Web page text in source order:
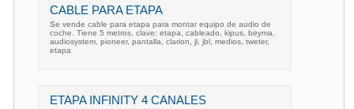
CABLE PARA ETAPA
Se vende cable para etapa para montar equipo de audio de
coche. Tiene 5 metros. clave: etapa, cableado, kipus, beyma,
audiosystem, pioneer, pantalla, clarion, jl, jbl, medios, tweter,
etapa
ETAPA INFINITY 4 CANALES